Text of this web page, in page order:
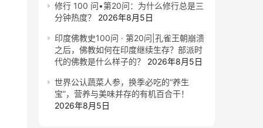
修行 100 问•第20问：为什么修行总是三
分钟热度？
2026年8月5日
印度佛教史100问 · 第20问|孔雀王朝崩溃
之后，佛教如何在印度继续生存？部派时
代的佛教是什么样子的？
2026年8月5日
世界公认蔬菜人参，换季必吃的“养生
宝”，营养与美味并存的有机百合干！
2026年8月5日